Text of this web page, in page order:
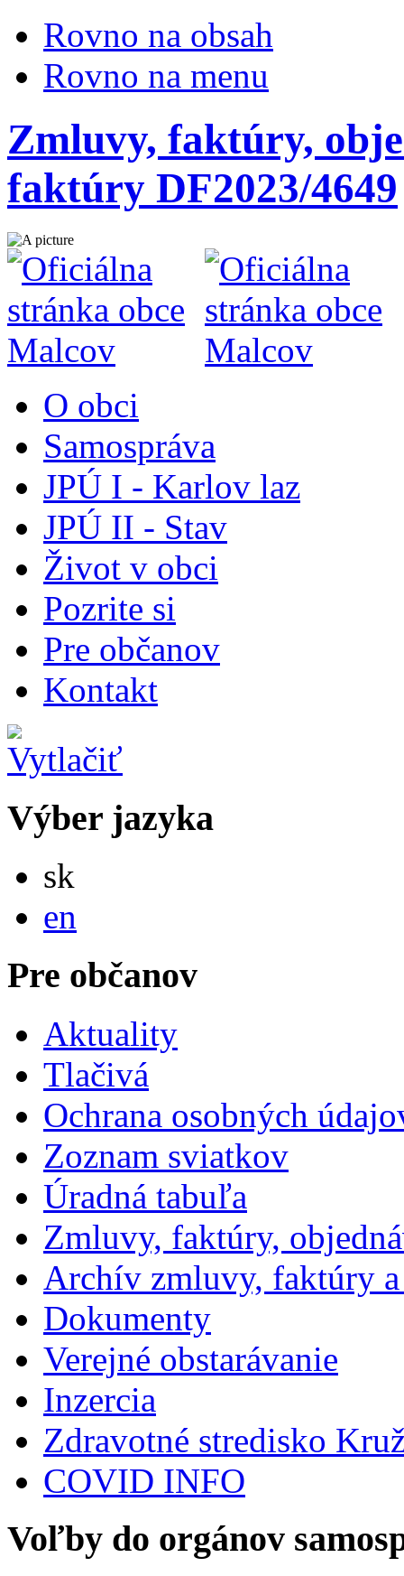
Rovno na obsah
Rovno na menu
Zmluvy, faktúry,
faktúry DF2023/4649
O obci
Samospráva
JPÚ I - Karlov laz
JPÚ II - Stav
Život v obci
Pozrite si
Pre občanov
Kontakt
Výber jazyka
sk
en
Pre občanov
Aktuality
Tlačivá
Ochrana osobných
Zoznam sviatkov
Úradná tabuľa
Zmluvy, faktúry,
Archív zmluvy, faktúry
Dokumenty
Verejné obstarávanie
Inzercia
Zdravotné stredisko
COVID INFO
Voľby do orgánov